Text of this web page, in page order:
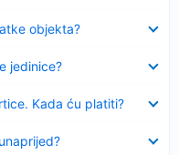
objekta?
jedinice?
Kada ću platiti?